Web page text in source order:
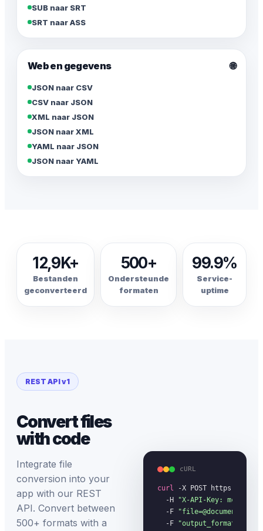
SUB naar SRT
SRT naar ASS
Web en gegevens 🌐
JSON naar CSV
CSV naar JSON
XML naar JSON
JSON naar XML
YAML naar JSON
JSON naar YAML
12,9K+
Bestanden
geconverteerd
500+
Ondersteunde
formaten
99.9%
Service-
uptime
REST API v1
Convert files
with code
Integrate file
conversion into your
app with our REST
API. Convert between
500+ formats with a
cURL
curl -X POST https://
  -H
"X-API-Key:
  -F
"file=@document.pdf"
  -F
"output_format=docx"